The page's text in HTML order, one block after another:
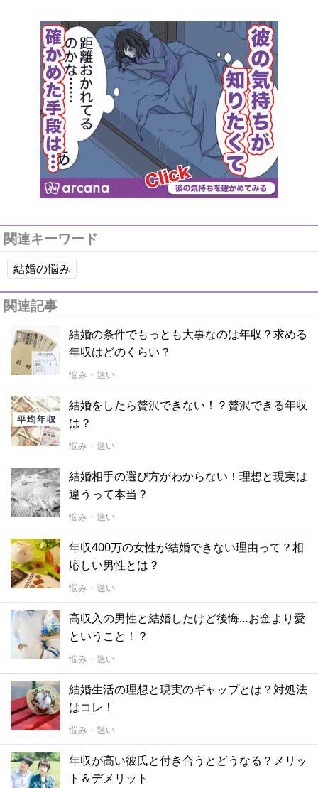
関連キーワード
結婚の悩み
関連記事
結婚の条件でもっとも大事なのは年収？求める
年収はどのくらい？
悩み・迷い
結婚をしたら贅沢できない！？贅沢できる年収
は？
悩み・迷い
結婚相手の選び方がわからない！理想と現実は
違うって本当？
悩み・迷い
年収400万の女性が結婚できない理由って？相
応しい男性とは？
悩み・迷い
高収入の男性と結婚したけど後悔…お金より愛
ということ！？
悩み・迷い
結婚生活の理想と現実のギャップとは？対処法
はコレ！
悩み・迷い
年収が高い彼氏と付き合うとどうなる？メリッ
ト＆デメリット